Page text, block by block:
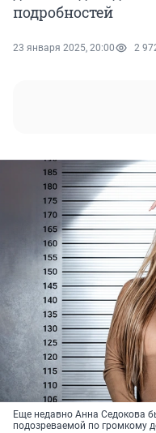
подробностей
23 января 2025, 20:00 2
Еще недавно Анна Седокова
подозреваемой по громкому